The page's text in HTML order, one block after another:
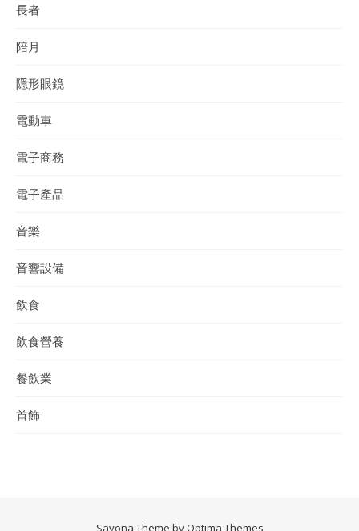
長者
陪月
隱形眼鏡
電動車
電子商務
電子產品
音樂
音響設備
飲食
飲食營養
餐飲業
首飾
Savona Theme by Optima Themes